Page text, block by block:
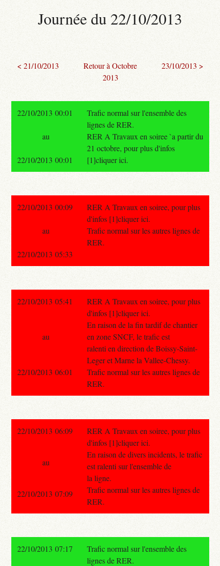
Journée du 22/10/2013
< 21/10/2013
Retour à Octobre
2013
23/10/2013 >
22/10/2013 00:01
Trafic normal sur l'ensemble des
lignes de RER.
RER A Travaux en soiree `a partir du
21 octobre, pour plus d'infos
[1]cliquer ici.
au
22/10/2013 00:01
22/10/2013 00:09
RER A Travaux en soiree, pour plus
d'infos [1]cliquer ici.
Trafic normal sur les autres lignes de
RER.
au
22/10/2013 05:33
22/10/2013 05:41
RER A Travaux en soiree, pour plus
d'infos [1]cliquer ici.
En raison de la fin tardif de chantier
en zone SNCF, le trafic est
ralenti en direction de Boissy-Saint-
Leger et Marne la Vallee-Chessy.
Trafic normal sur les autres lignes de
RER.
au
22/10/2013 06:01
22/10/2013 06:09
RER A Travaux en soiree, pour plus
d'infos [1]cliquer ici.
En raison de divers incidents, le trafic
est ralenti sur l'ensemble de
la ligne.
Trafic normal sur les autres lignes de
RER.
au
22/10/2013 07:09
22/10/2013 07:17
Trafic normal sur l'ensemble des
lignes de RER.